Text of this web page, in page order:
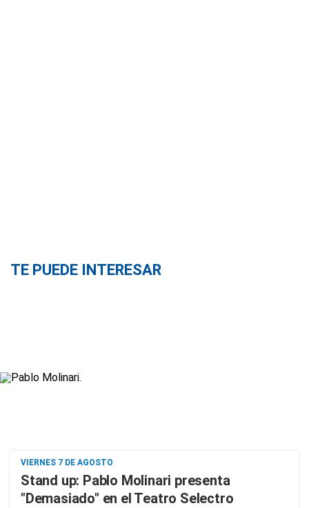
TE PUEDE INTERESAR
VIERNES 7 DE AGOSTO
Stand up: Pablo Molinari presenta
"Demasiado" en el Teatro Selectro